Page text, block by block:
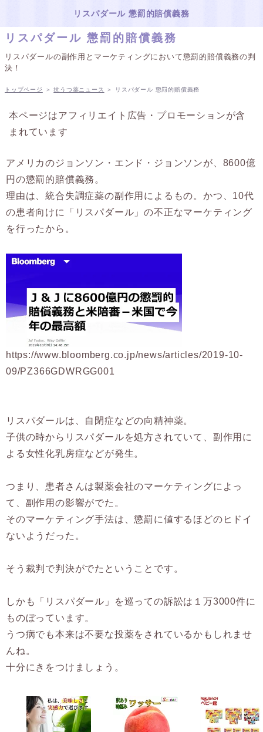
リスパダール 懲罰的賠償義務
リスパダール 懲罰的賠償義務
リスパダールの副作用とマーケティングにおいて懲罰的賠償義務の判
決！
トップページ ＞抗うつ薬ニュース ＞ リスパダール 懲罰的賠償義務
本ページはアフィリエイト広告・プロモーションが含
まれています
アメリカのジョンソン・エンド・ジョンソンが、8600億
円の懲罰的賠償義務。
理由は、統合失調症薬の副作用によるもの。かつ、10代
の患者向けに「リスパダール」の不正なマーケティング
を行ったから。
https://www.bloomberg.co.jp/news/articles/2019-10-
09/PZ366GDWRGG001
リスパダールは、自閉症などの向精神薬。
子供の時からリスパダールを処方されていて、副作用に
よる女性化乳房症などが発生。
つまり、患者さんは製薬会社のマーケティングによっ
て、副作用の影響がでた。
そのマーケティング手法は、懲罰に値するほどのヒドイ
ないようだった。
そう裁判で判決がでたということです。
しかも「リスパダール」を巡っての訴訟は１万3000件に
ものぼっています。
うつ病でも本来は不要な投薬をされているかもしれませ
んね。
十分にきをつけましょう。